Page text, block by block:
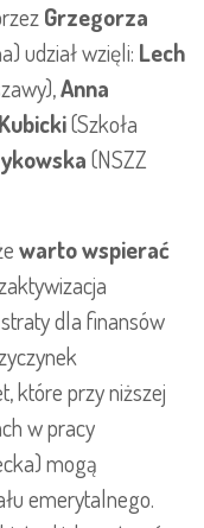
Grzegorza
udział wzięli: Lech
Anna
(Szkoła
(NSZZ
warto wspierać
dla finansów
które przy niższej
w pracy
mogą
emerytalnego.